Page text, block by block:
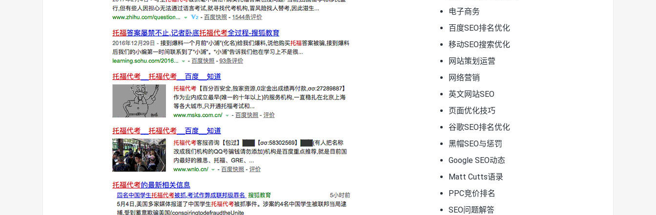
电子商务
百度SEO排名优化
移动SEO搜索优化
网站策划运营
网络营销
英文网站SEO
页面优化技巧
谷歌SEO排名优化
黑帽SEO与惩罚
Google SEO动态
Matt Cutts语录
PPC竞价排名
SEO问题解答